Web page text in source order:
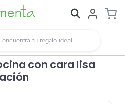
con cara lisa